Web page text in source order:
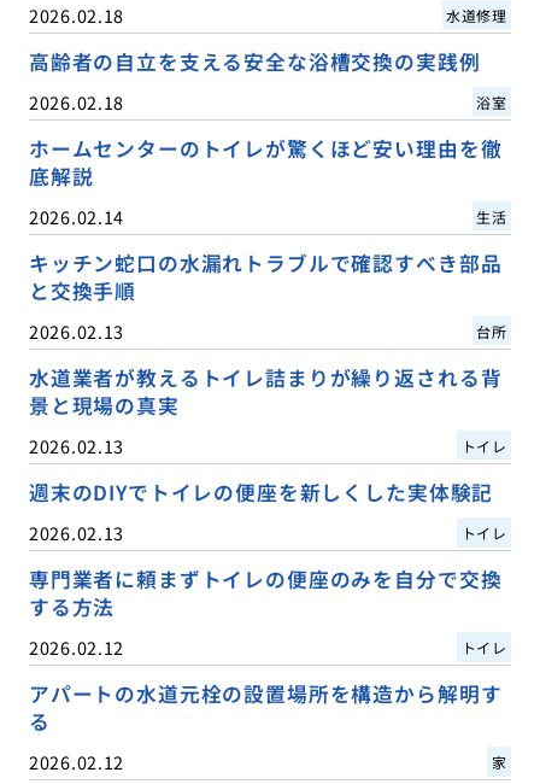
2026.02.18 水道修理
高齢者の自立を支える安全な浴槽交換の実践例
2026.02.18 浴室
ホームセンターのトイレが驚くほど安い理由を徹
底解説
2026.02.14 生活
キッチン蛇口の水漏れトラブルで確認すべき部品
と交換手順
2026.02.13 台所
水道業者が教えるトイレ詰まりが繰り返される背
景と現場の真実
2026.02.13 トイレ
週末のDIYでトイレの便座を新しくした実体験記
2026.02.13 トイレ
専門業者に頼まずトイレの便座のみを自分で交換
する方法
2026.02.12 トイレ
アパートの水道元栓の設置場所を構造から解明す
る
2026.02.12 家